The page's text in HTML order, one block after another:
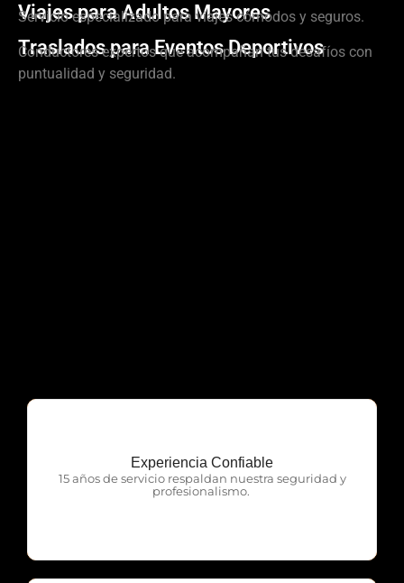
Viajes para Adultos Mayores
Servicio especializado para viajes cómodos y seguros.
Traslados para Eventos Deportivos
Conductores expertos que acompañan tus desafíos con
puntualidad y seguridad.
Experiencia Confiable
15 años de servicio respaldan nuestra seguridad y
profesionalismo.
OTP Servicios